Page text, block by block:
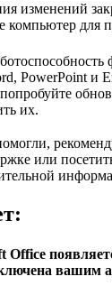
изменений
компьютер для
PowerPoint и
попробуйте
их.
или
Office
вашим